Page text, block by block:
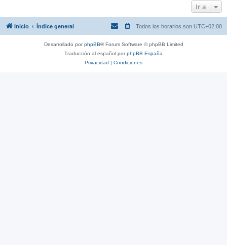
Ir a
Inicio Índice general Todos los horarios son UTC+02:00
Desarrollado porphpBB® Forum Software © phpBB Limited
Traducción al español porphpBB España
Privacidad | Condiciones